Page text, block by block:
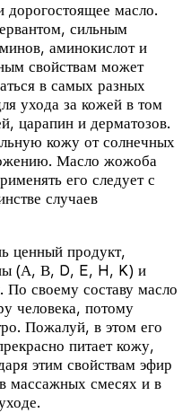
дорогостоящее масло.
сильным
аминокислот и
свойствам может
в самых разных
ухода за кожей в том
царапин и дерматозов.
кожу от солнечных
Масло жожоба
его следует с
случаев
ценный продукт,
(А, В, D, E, H, K) и
своему составу масло
человека, потому
Пожалуй, в этом его
питает кожу,
этим свойствам эфир
массажных смесях и в